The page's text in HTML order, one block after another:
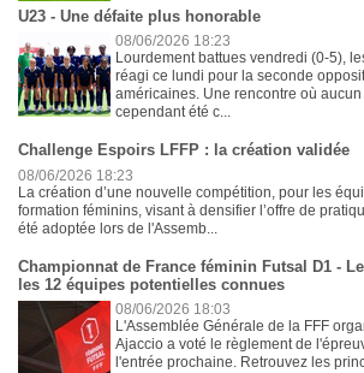
U23 - Une défaite plus honorable
08/06/2026 18:23
Lourdement battues vendredi (0-5),
réagi ce lundi pour la seconde
américaines. Une rencontre où
cependant été c...
Challenge Espoirs LFFP : la création validée
08/06/2026 18:23
La création d’une nouvelle compétition, pour les
formation féminins, visant à densifier l’offre de
été adoptée lors de l'Assemb...
Championnat de France féminin Futsal D1 -
les 12 équipes potentielles connues
08/06/2026 18:03
L'Assemblée Générale de la FFF
Ajaccio a voté le règlement de
l'entrée prochaine. Retrouvez les